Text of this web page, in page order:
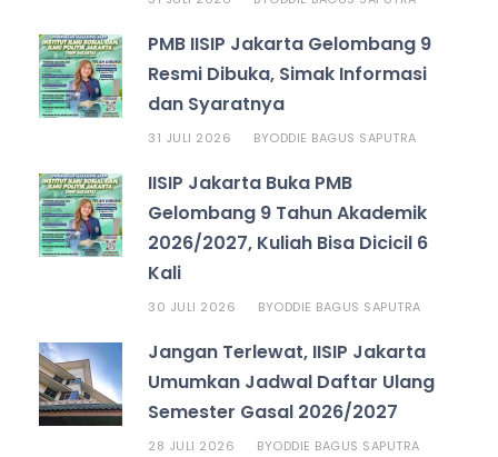
PMB IISIP Jakarta Gelombang 9
Resmi Dibuka, Simak Informasi
dan Syaratnya
31 JULI 2026 BYODDIE BAGUS SAPUTRA
IISIP Jakarta Buka PMB
Gelombang 9 Tahun Akademik
2026/2027, Kuliah Bisa Dicicil 6
Kali
30 JULI 2026 BYODDIE BAGUS SAPUTRA
Jangan Terlewat, IISIP Jakarta
Umumkan Jadwal Daftar Ulang
Semester Gasal 2026/2027
28 JULI 2026 BYODDIE BAGUS SAPUTRA